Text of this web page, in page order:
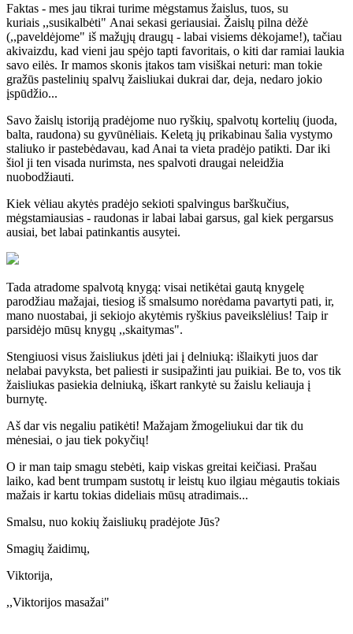
Faktas - mes jau tikrai turime mėgstamus žaislus, tuos, su
kuriais ,,susikalbėti" Anai sekasi geriausiai. Žaislų pilna dėžė
(,,paveldėjome" iš mažųjų draugų - labai visiems dėkojame!), tačiau
akivaizdu, kad vieni jau spėjo tapti favoritais, o kiti dar ramiai laukia
savo eilės. Ir mamos skonis įtakos tam visiškai neturi: man tokie
gražūs pastelinių spalvų žaisliukai dukrai dar, deja, nedaro jokio
įspūdžio...
Savo žaislų istoriją pradėjome nuo ryškių, spalvotų kortelių (juoda,
balta, raudona) su gyvūnėliais. Keletą jų prikabinau šalia vystymo
staliuko ir pastebėdavau, kad Anai ta vieta pradėjo patikti. Dar iki
šiol ji ten visada nurimsta, nes spalvoti draugai neleidžia
nuobodžiauti.
Kiek vėliau akytės pradėjo sekioti spalvingus barškučius,
mėgstamiausias - raudonas ir labai labai garsus, gal kiek pergarsus
ausiai, bet labai patinkantis ausytei.
Tada atradome spalvotą knygą: visai netikėtai gautą knygelę
parodžiau mažajai, tiesiog iš smalsumo norėdama pavartyti pati, ir,
mano nuostabai, ji sekiojo akytėmis ryškius paveikslėlius! Taip ir
parsidėjo mūsų knygų ,,skaitymas".
Stengiuosi visus žaisliukus įdėti jai į delniuką: išlaikyti juos dar
nelabai pavyksta, bet paliesti ir susipažinti jau puikiai. Be to, vos tik
žaisliukas pasiekia delniuką, iškart rankytė su žaislu keliauja į
burnytę.
Aš dar vis negaliu patikėti! Mažajam žmogeliukui dar tik du
mėnesiai, o jau tiek pokyčių!
O ir man taip smagu stebėti, kaip viskas greitai keičiasi. Prašau
laiko, kad bent trumpam sustotų ir leistų kuo ilgiau mėgautis tokiais
mažais ir kartu tokias dideliais mūsų atradimais...
Smalsu, nuo kokių žaisliukų pradėjote Jūs?
Smagių žaidimų,
Viktorija,
,,Viktorijos masažai"